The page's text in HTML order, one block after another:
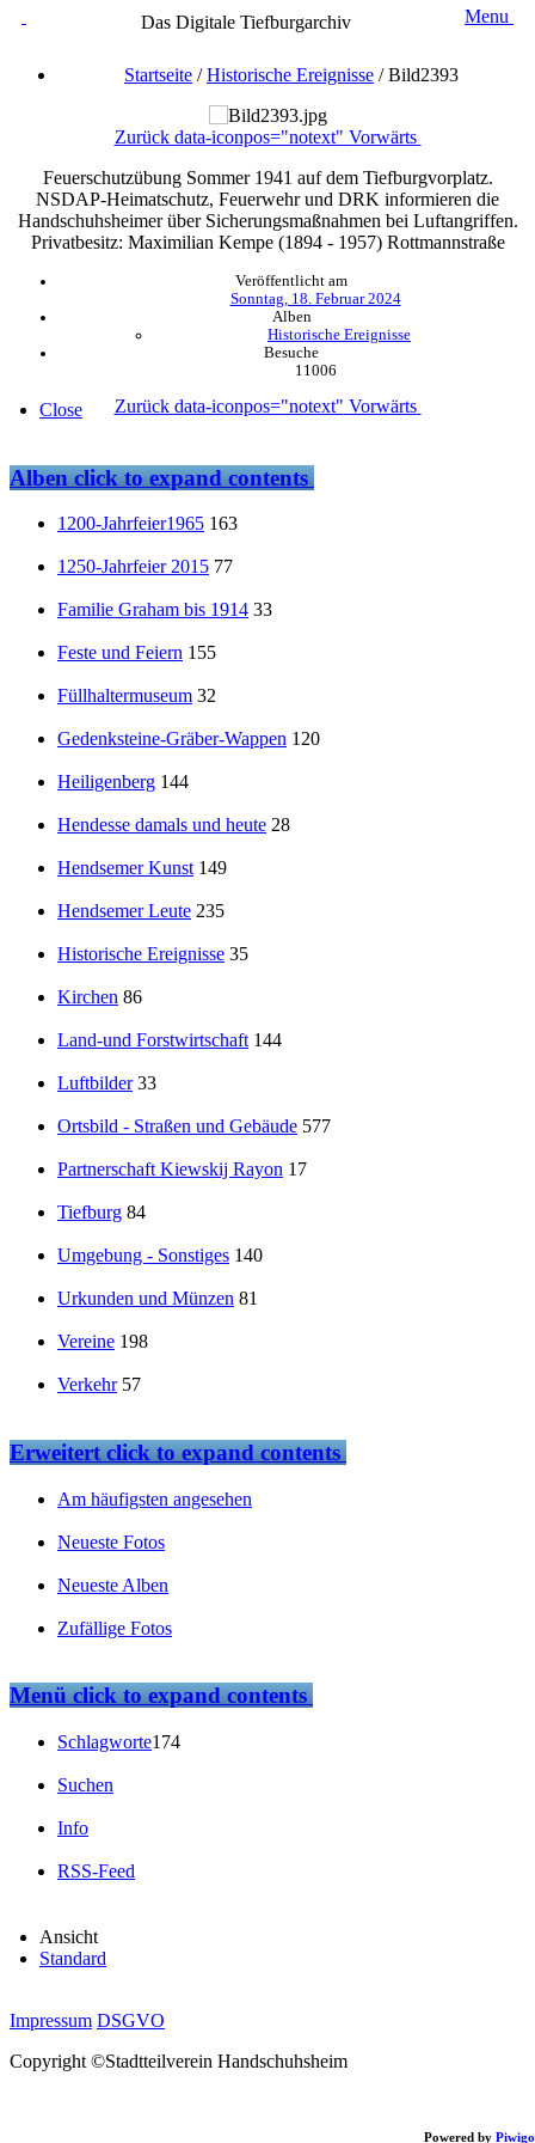
Das Digitale Tiefburgarchiv Menu
Startseite /Historische Ereignisse /Bild2393
Zurück data-iconpos="notext" Vorwärts
Feuerschutzübung Sommer 1941 auf dem Tiefburgvorplatz.
NSDAP-Heimatschutz, Feuerwehr und DRK informieren die
Handschuhsheimer über Sicherungsmaßnahmen bei Luftangriffen.
Privatbesitz: Maximilian Kempe (1894 - 1957) Rottmannstraße
Veröffentlicht am
Sonntag, 18. Februar 2024
Alben
Historische Ereignisse
Besuche
11006
Zurück data-iconpos="notext" Vorwärts
Powered by Piwigo
Close
Albenclick to expand contents
1200-Jahrfeier1965 163
1250-Jahrfeier 2015 77
Familie Graham bis 1914 33
Feste und Feiern 155
Füllhaltermuseum 32
Gedenksteine-Gräber-Wappen 120
Heiligenberg 144
Hendesse damals und heute 28
Hendsemer Kunst 149
Hendsemer Leute 235
Historische Ereignisse 35
Kirchen 86
Land-und Forstwirtschaft 144
Luftbilder 33
Ortsbild - Straßen und Gebäude 577
Partnerschaft Kiewskij Rayon 17
Tiefburg 84
Umgebung - Sonstiges 140
Urkunden und Münzen 81
Vereine 198
Verkehr 57
Erweitertclick to expand contents
Am häufigsten angesehen
Neueste Fotos
Neueste Alben
Zufällige Fotos
Menüclick to expand contents
Schlagworte174
Suchen
Info
RSS-Feed
Ansicht
Standard
Impressum DSGVO
Copyright ©Stadtteilverein Handschuhsheim